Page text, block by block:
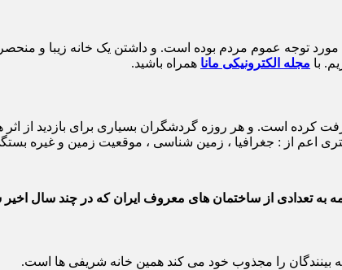
توجه عموم مردم بوده است. و داشتن یک خانه زیبا و منحصر
با مجله الکترونیکی مانا همراه باشید.
کرده است. و هر روزه گردشگران بسیاری برای بازدید از
اعم از : جغرافیا ، زمین شناسی ، موقعیت زمین و غیره
به تعدادی از ساختمان های معروف ایران که در چند سال
بینندگان را مجذوب خود می کند همین خانه شریفی ها است.